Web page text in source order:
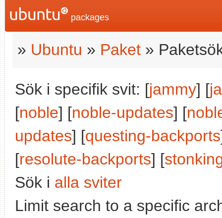
packages
» Ubuntu » Paket »
Sök i specifik svit: [jammy] [
[noble] [noble-updates] [
updates] [questing-backports
[resolute-backports] [
Sök i alla sviter
Limit search to a specific